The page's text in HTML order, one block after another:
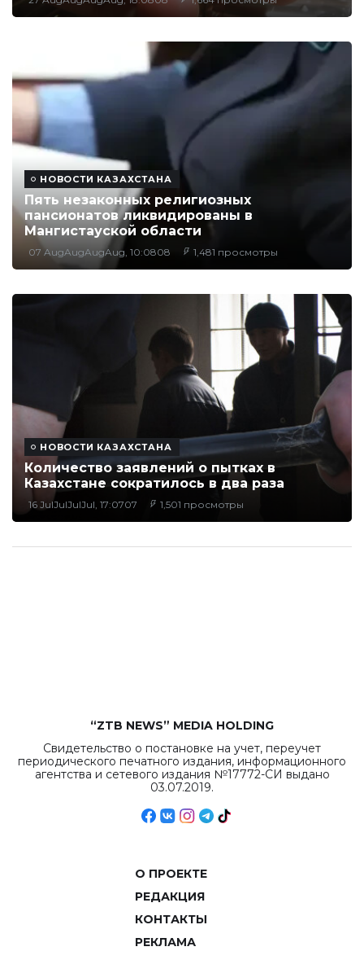
НОВОСТИ КАЗАХСТАНА
Пять незаконных религиозных
пансионатов ликвидированы в
Мангистауской области
07 AugAugAugAug, 10:0808 1,481 просмотры
НОВОСТИ КАЗАХСТАНА
Количество заявлений о пытках в
Казахстане сократилось в два раза
16 JulJulJulJul, 17:0707 1,501 просмотры
“ZTB NEWS” MEDIA HOLDING
Свидетельство о постановке на учет, переучет
периодического печатного издания, информационного
агентства и сетевого издания №17772-СИ выдано
03.07.2019.
О ПРОЕКТЕ
РЕДАКЦИЯ
КОНТАКТЫ
РЕКЛАМА